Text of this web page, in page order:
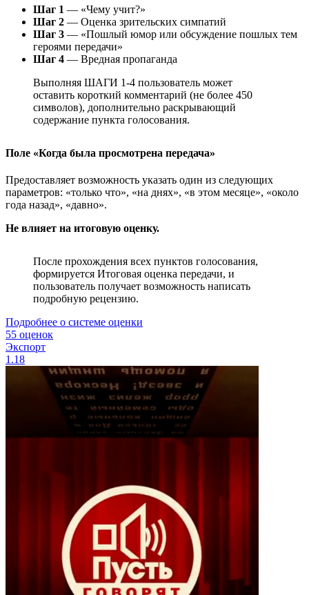
Шаг 1 — «Чему учит?»
Шаг 2 — Оценка зрительских симпатий
Шаг 3 — «Пошлый юмор или обсуждение пошлых тем
героями передачи»
Шаг 4 — Вредная пропаганда
Выполняя ШАГИ 1-4 пользователь может
оставить короткий комментарий (не более 450
символов), дополнительно раскрывающий
содержание пункта голосования.
Поле «Когда была просмотрена передача»
Предоставляет возможность указать один из следующих
параметров: «только что», «на днях», «в этом месяце», «около
года назад», «давно».
Не влияет на итоговую оценку.
После прохождения всех пунктов голосования,
формируется Итоговая оценка передачи, и
пользователь получает возможность написать
подробную рецензию.
Подробнее о системе оценки
55 оценок
Экспорт
1.18